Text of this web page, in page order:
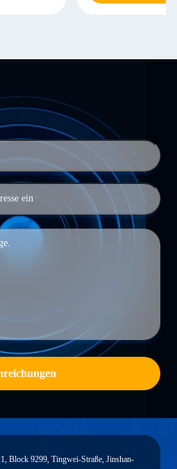
Block 9299, Tingwei-Straße, Jinshan-